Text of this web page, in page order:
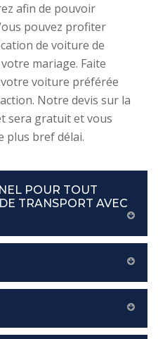
afin de pouvoir
pouvez profiter
de voiture de
mariage. Faite
voiture préférée
Notre devis sur la
sera gratuit et vous
plus bref délai.
POUR TOUT
TRANSPORT AVEC